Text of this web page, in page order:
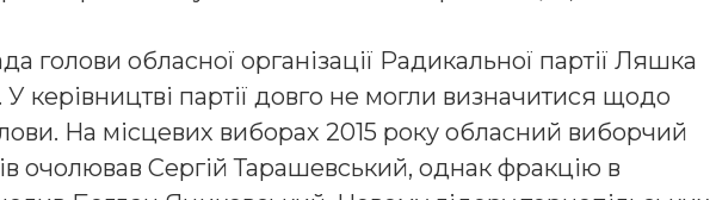
голови обласної організації Радикальної партії Ляшка
керівництві партії довго не могли визначитися щодо
На місцевих виборах 2015 року обласний виборчий
очолював Сергій Тарашевський, однак фракцію в